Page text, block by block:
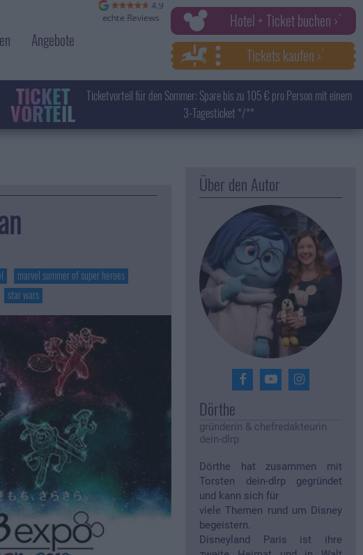
Angebote
Hotel + Ticket buchen ›
Tickets kaufen ›
TICKET
VORTEIL
Ticketvorteil für den Sommer: Spare bis zu 105 € pro Person mit einem
3-Tagesticket */**
marvel summer of super heroes
star wars
Über den Autor
Dörthe
gründerin & chefredakteurin
dein-dlrp
Dörthe hat zusammen mit
Torsten dein-dlrp gegründet
und kann sich für
viele Themen rund um Disney
begeistern.
Disneyland Paris ist ihre